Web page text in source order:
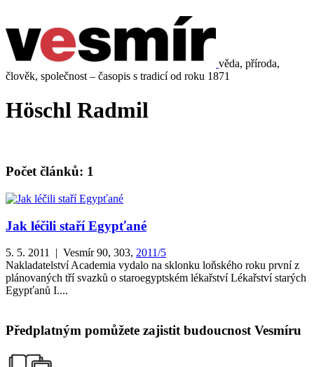
věda, příroda,
člověk, společnost – časopis s tradicí od roku 1871
Höschl Radmil
Počet článků: 1
Jak léčili staří Egypťané
5. 5. 2011 | Vesmír 90, 303, 2011/5
Nakladatelství Academia vydalo na sklonku loňského roku první z
plánovaných tří svazků o staroegyptském lékařství Lékařství starých
Egypťanů I....
Předplatným pomůžete zajistit budoucnost Vesmíru